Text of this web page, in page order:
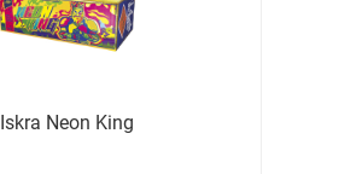
Iskra Neon King